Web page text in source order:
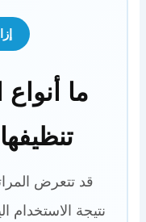
ما
قد تتعرض
نتيجة الاستخدام